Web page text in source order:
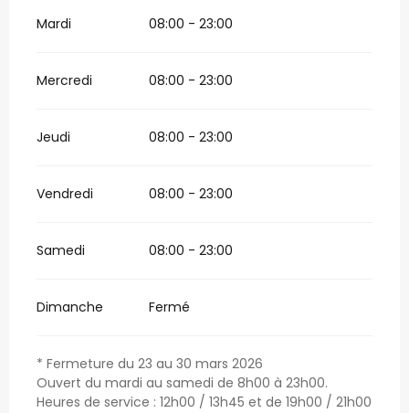
Mardi 08:00 - 23:00
Mercredi 08:00 - 23:00
Jeudi 08:00 - 23:00
Vendredi 08:00 - 23:00
Samedi 08:00 - 23:00
Dimanche Fermé
* Fermeture du 23 au 30 mars 2026
Ouvert du mardi au samedi de 8h00 à 23h00.
Heures de service : 12h00 / 13h45 et de 19h00 / 21h00